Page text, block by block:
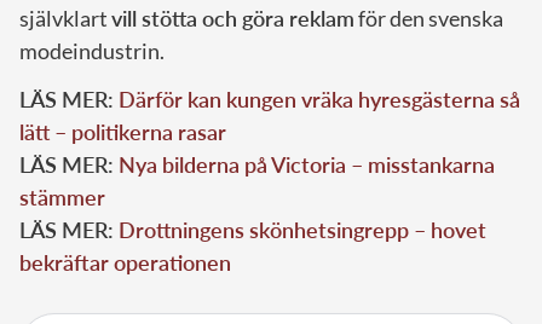
självklartvill stötta och göra reklamför den svenska
modeindustrin.
LÄS MER: Därför kan kungen vräka hyresgästerna så
lätt – politikerna rasar
LÄS MER: Nya bilderna på Victoria – misstankarna
stämmer
LÄS MER: Drottningens skönhetsingrepp – hovet
bekräftar operationen